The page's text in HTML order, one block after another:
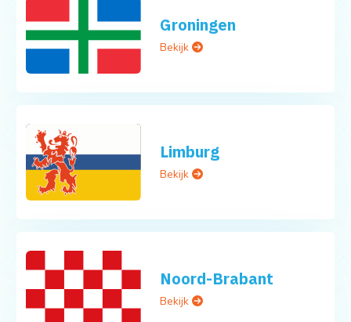
Groningen
Bekijk
Limburg
Bekijk
Noord-Brabant
Bekijk